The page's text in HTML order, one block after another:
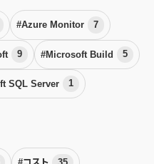
#Azure Monitor 7
9 #Microsoft Build 5
SQL Server 1